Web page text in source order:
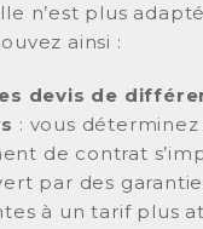
n’est plus
ainsi :
devis de
: vous déterminez
de contrat
par des
à un tarif plus